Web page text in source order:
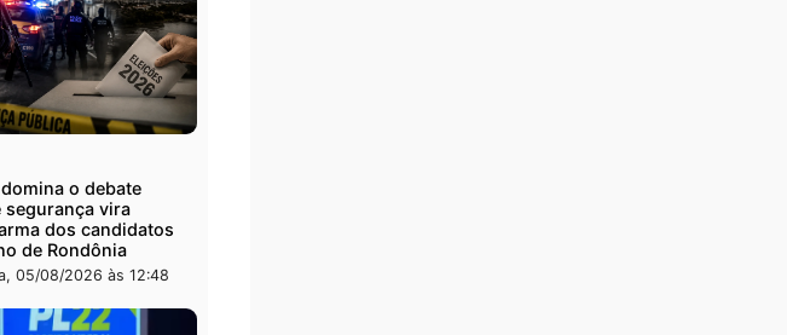
Homem é preso após furtar peça
de picanha e reagir a seguranças
em supermercado
quinta-feira, 06/08/2026 às 08:56